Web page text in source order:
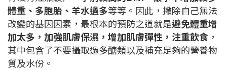
體重、多胞胎、羊水過多等等。因此，撇除自己無法
改變的基因因素，最根本的預防之道就是避免體重增
加太多，加強肌膚保濕，增加肌膚彈性，注重飲食 ，
其中包含了不要攝取過多醣類以及補充足夠的營養物
質及水份。